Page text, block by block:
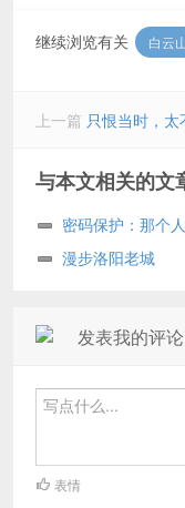
继续浏览有关 白云
上一篇 只恨当时，
与本文相关的文
密码保护：那个
漫步洛阳老城
发表我的评论
表情